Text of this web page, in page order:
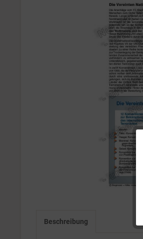
Beschreibung